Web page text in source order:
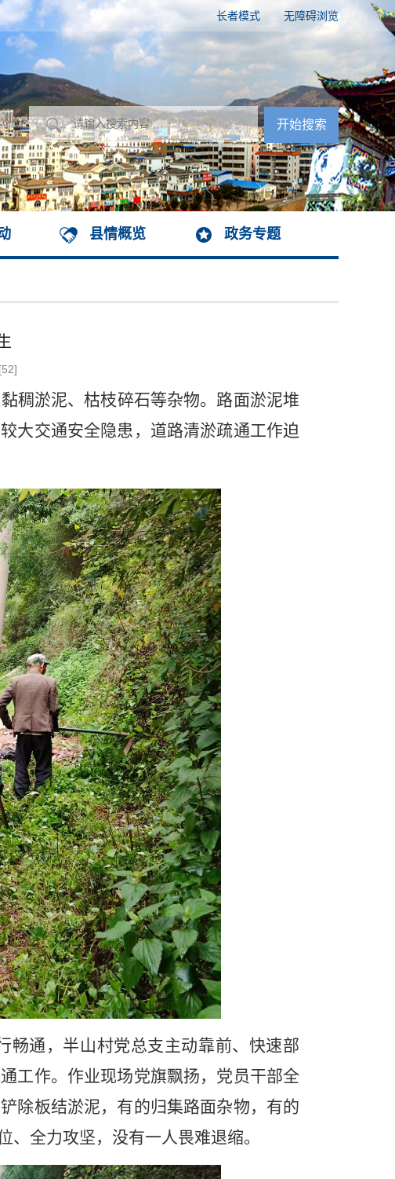
无障碍浏览
长者模式
县情概览 政务专题
52]
稠淤泥、枯枝碎石等杂物。路面淤泥堆
大交通安全隐患，道路清淤疏通工作迫
畅通，半山村党总支主动靠前、快速部
工作。作业现场党旗飘扬，党员干部全
除板结淤泥，有的归集路面杂物，有的
全力攻坚，没有一人畏难退缩。